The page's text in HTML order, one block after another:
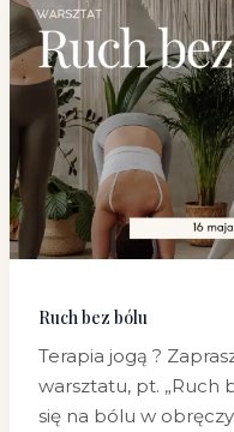
Ruch bez bólu
Terapia jogą ?
warsztatu, pt. „Ruch
się na bólu w
bez
bólu